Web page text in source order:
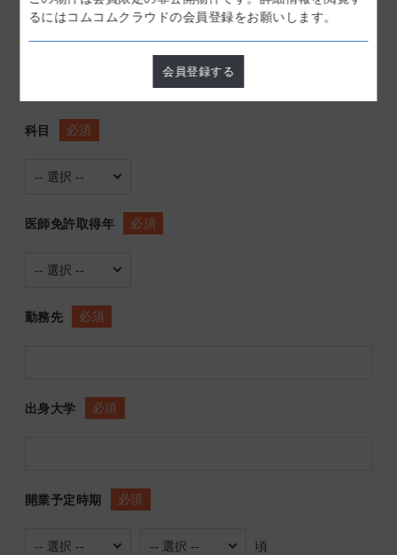
科目 必須
医師免許取得年 必須
勤務先 必須
出身大学 必須
開業予定時期 必須
頃
るにはコムコムクラウドの会員登録をお願いします。
会員登録する